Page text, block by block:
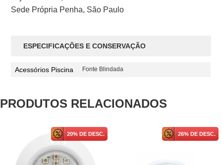
Sede Própria Penha, São Paulo
ESPECIFICAÇÕES E CONSERVAÇÃO
Acessórios Piscina Fonte Blindada
PRODUTOS RELACIONADOS
20% DE DESC. 26% DE DESC.